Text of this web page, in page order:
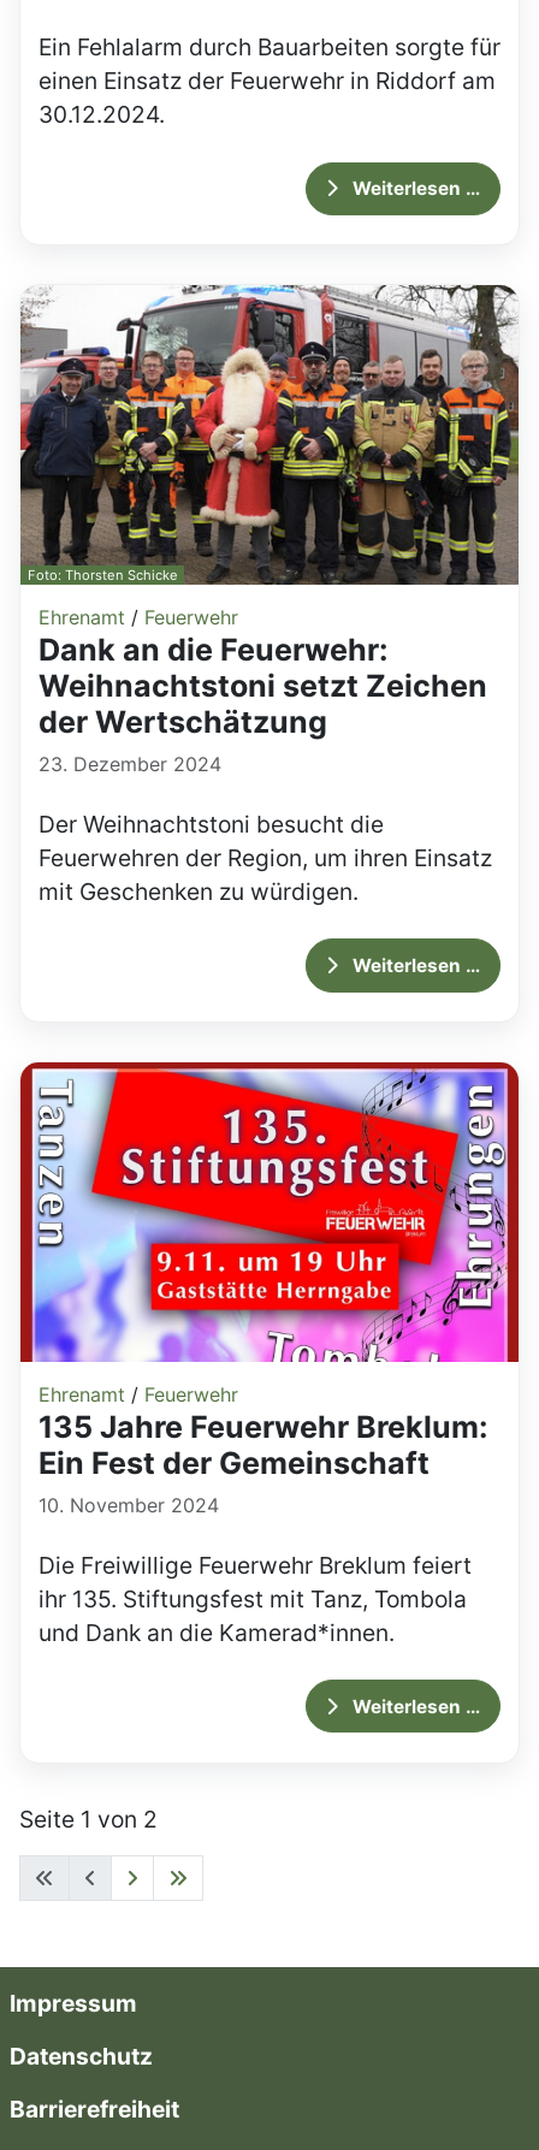
Ein Fehlalarm durch Bauarbeiten sorgte für
einen Einsatz der Feuerwehr in Riddorf am
30.12.2024.
Weiterlesen …
Foto: Thorsten Schicke
Ehrenamt / Feuerwehr
Dank an die Feuerwehr:
Weihnachtstoni setzt Zeichen
der Wertschätzung
23. Dezember 2024
Der Weihnachtstoni besucht die
Feuerwehren der Region, um ihren Einsatz
mit Geschenken zu würdigen.
Weiterlesen …
Ehrenamt / Feuerwehr
135 Jahre Feuerwehr Breklum:
Ein Fest der Gemeinschaft
10. November 2024
Die Freiwillige Feuerwehr Breklum feiert
ihr 135. Stiftungsfest mit Tanz, Tombola
und Dank an die Kamerad*innen.
Weiterlesen …
Seite 1 von 2
Impressum
Datenschutz
Barrierefreiheit